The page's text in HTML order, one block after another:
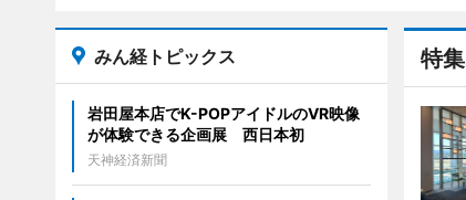
特集
みん経トピックス
岩田屋本店でK-POPアイドルのVR映像
が体験できる企画展 西日本初
天神経済新聞